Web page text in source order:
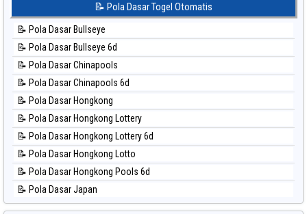
⚽ Bola Hitam Taiwan
📊 Statistik Kuda Lari
📊 Statistik Magnum Cambodia
📊 Statistik Nagoya
📊 Statistik New York Midday
📊 Statistik North Carolina Day
📊 Statistik Pcso
📊 Statistik Pennsylvania Day
📊 Statistik Sao Paulo
📊 Statistik Singapore
📊 Statistik Sydney
📊 Statistik Sydney Lottery
📝 Pola Dasar Togel Otomatis
📝 Pola Dasar Bullseye
📝 Pola Dasar Bullseye 6d
📝 Pola Dasar Chinapools
📝 Pola Dasar Chinapools 6d
📝 Pola Dasar Hongkong
📝 Pola Dasar Hongkong Lottery
📝 Pola Dasar Hongkong Lottery 6d
📝 Pola Dasar Hongkong Lotto
📝 Pola Dasar Hongkong Pools 6d
📝 Pola Dasar Japan
📝 Pola Dasar Japan 6d